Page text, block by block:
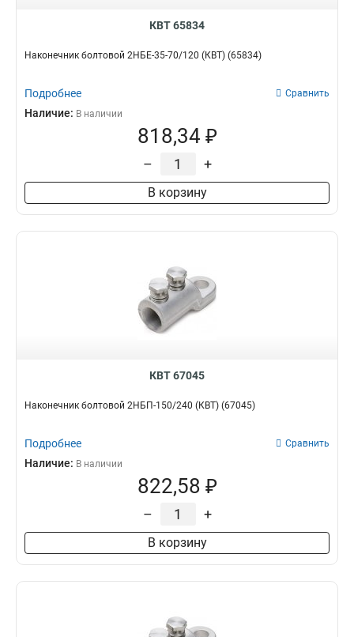
КВТ 65834
Наконечник болтовой 2НБЕ-35-70/120 (КВТ) (65834)
Подробнее Сравнить
Наличие: В наличии
818,34 ₽
– +
В корзину
КВТ 67045
Наконечник болтовой 2НБП-150/240 (КВТ) (67045)
Подробнее Сравнить
Наличие: В наличии
822,58 ₽
– +
В корзину